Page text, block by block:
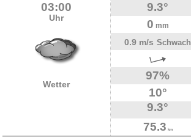
03:00
Uhr
Wetter
9.3°
0 mm
0.9 m/s Schwach
97%
10°
9.3°
75.3 km